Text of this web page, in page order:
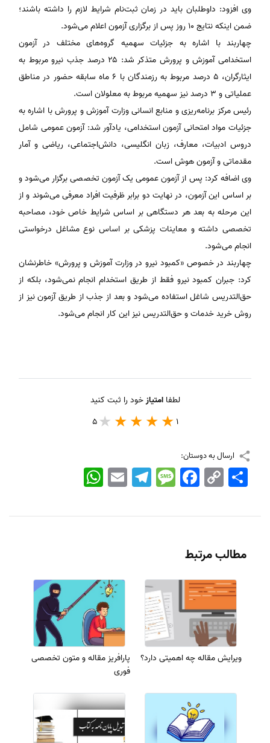
وی افزود: داوطلبان باید در زمان ثبت‌نام شرایط لازم را داشته باشند؛
ضمن اینکه نتایج ۱۰ روز پس از برگزاری آزمون اعلام می‌شود.
چهاربند با اشاره به جزئیات سهمیه گروه‌های مختلف در آزمون
استخدامی آموزش و پرورش متذکر شد: ۲۵ درصد جذب نیرو مربوط به
ایثارگران، ۵ درصد مربوط به رزمندگان با ۶ ماه سابقه حضور در مناطق
عملیاتی و ۳ درصد نیز سهمیه مربوط به معلولان است.
رئیس مرکز برنامه‌ریزی و منابع انسانی وزارت آموزش و پرورش با اشاره به
جزئیات مواد امتحانی آزمون استخدامی، یادآور شد: آزمون عمومی شامل
دروس ادبیات، معارف، زبان انگلیسی، دانش‌اجتماعی، ریاضی و آمار
مقدماتی و آزمون هوش است.
وی اضافه کرد: پس از آزمون عمومی یک آزمون تخصصی برگزار می‌شود و
بر اساس این آزمون، در نهایت دو برابر ظرفیت افراد معرفی می‌شوند و از
این مرحله به بعد هر دستگاهی بر اساس شرایط خاص خود، مصاحبه
تخصصی داشته و معاینات پزشکی بر اساس نوع مشاغل درخواستی
انجام می‌شود.
چهاربند در خصوص «کمبود نیرو در وزارت آموزش و پرورش» خاطرنشان
کرد: جبران کمبود نیرو فقط از طریق استخدام انجام نمی‌شود، بلکه از
حق‌التدریس شاغل استفاده می‌شود و بعد از جذب از طریق آزمون نیز از
روش خرید خدمات و حق‌التدریس نیز این کار انجام می‌شود.
لطفاامتیازخود را ثبت کنید
1
5
ارسال به دوستان:
WhatsApp EmailTelegramMessageFacebook Copy
Link
اشتراک
مطالب مرتبط
ویرایش مقاله چه اهمیتی دارد؟
پارافریز مقاله و متون تخصصی
فوری